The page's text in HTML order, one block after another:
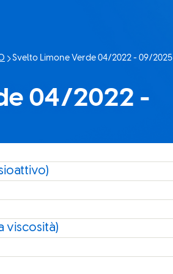
Pagina corrente:
Svelto Limone Verde 04/2022 - 09/2025
04/2022 -
viscosità)